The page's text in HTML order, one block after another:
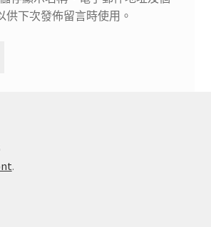
供下次發佈留言時使用。
.